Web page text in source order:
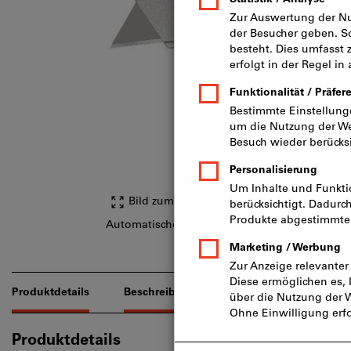
Bild zum Vergrößern anklicken
Automatischer Klingeneinzug verhindert
Produktdetails Beschreibung Downloads &
Produktdetails